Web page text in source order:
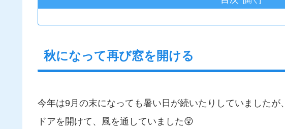
秋になって再び窓を開ける
今年は9月の末になっても暑い日が続いたりしていましたが
ドアを開けて、風を通していました😲